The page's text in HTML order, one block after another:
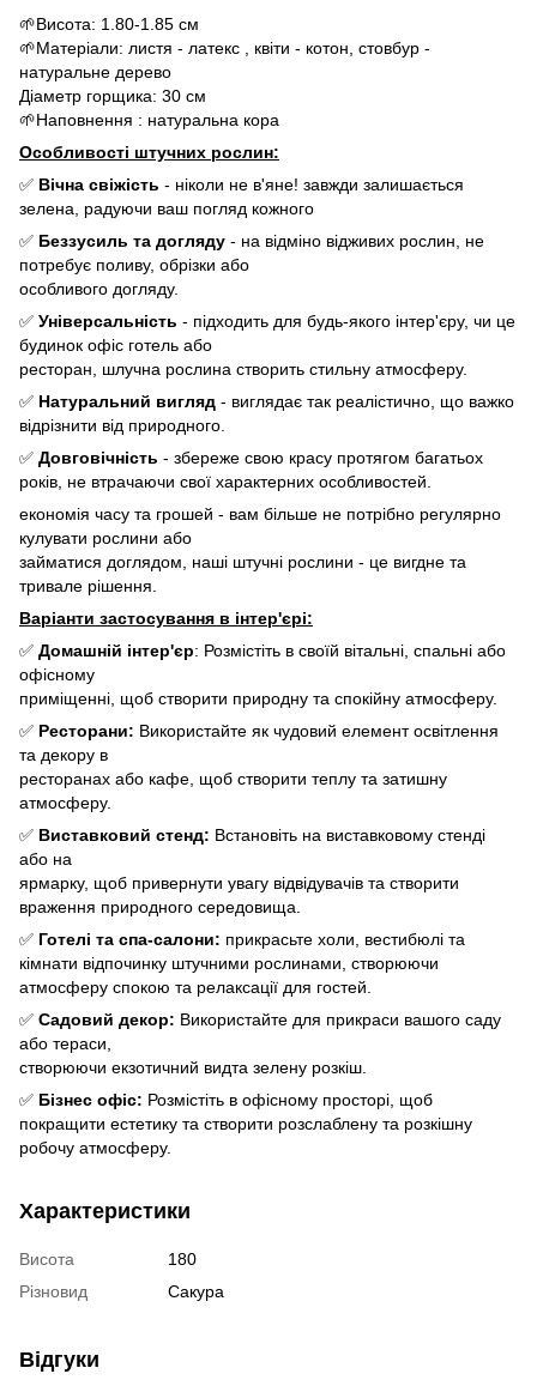
🌱Висота: 1.80-1.85 см
🌱Матеріали: листя - латекс , квіти - котон, стовбур -
натуральне дерево
Діаметр горщика: 30 см
🌱Наповнення : натуральна кора
Особливості штучних рослин:
✅ Вічна свіжість - ніколи не в'яне! завжди залишається
зелена, радуючи ваш погляд кожного
✅ Беззусиль та догляду - на відміно відживих рослин, не
потребує поливу, обрізки або
особливого догляду.
✅ Універсальність - підходить для будь-якого інтер'єру, чи це
будинок офіс готель або
ресторан, шлучна рослина створить стильну атмосферу.
✅ Натуральний вигляд - виглядає так реалістично, що важко
відрізнити від природного.
✅ Довговічність - збереже свою красу протягом багатьох
років, не втрачаючи свої характерних особливостей.
економія часу та грошей - вам більше не потрібно регулярно
кулувати рослини або
займатися доглядом, наші штучні рослини - це вигдне та
тривале рішення.
Варіанти застосування в інтер'єрі:
✅ Домашній інтер'єр: Розмістіть в своїй вітальні, спальні або
офісному
приміщенні, щоб створити природну та спокійну атмосферу.
✅ Ресторани: Використайте як чудовий елемент освітлення
та декору в
ресторанах або кафе, щоб створити теплу та затишну
атмосферу.
✅ Виставковий стенд: Встановіть на виставковому стенді
або на
ярмарку, щоб привернути увагу відвідувачів та створити
враження природного середовища.
✅ Готелі та спа-салони: прикрасьте холи, вестибюлі та
кімнати відпочинку штучними рослинами, створюючи
атмосферу спокою та релаксації для гостей.
✅ Садовий декор: Використайте для прикраси вашого саду
або тераси,
створюючи екзотичний видта зелену розкіш.
✅ Бізнес офіс: Розмістіть в офісному просторі, щоб
покращити естетику та створити розслаблену та розкішну
робочу атмосферу.
Характеристики
Висота
180
Різновид
Сакура
Відгуки